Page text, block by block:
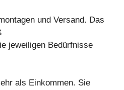
und Versand. Das
jeweiligen Bedürfnisse
als Einkommen. Sie